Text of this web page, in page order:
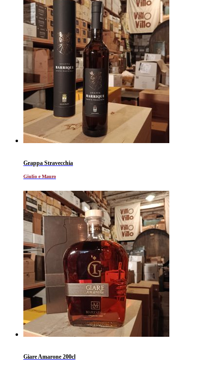
Grappa Stravecchia
Giulio e Mauro
Giare Amarone 200cl